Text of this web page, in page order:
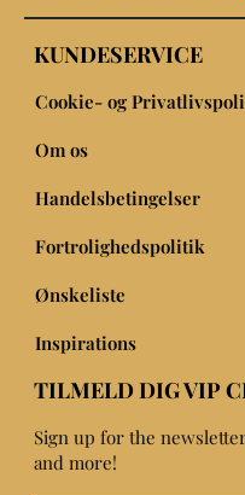
KUNDESERVICE
Cookie- og
Om os
Handelsbetingelser
Fortrolighedspolitik
Ønskeliste
Inspirations
TILMELD DIG VIP
Sign up for the
and more!